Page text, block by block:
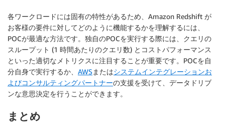
各ワークロードには固有の特性があるため、Amazon Redshift が
お客様の要件に対してどのように機能するかを理解するには、
POCが最適な方法です。独自のPOCを実行する際には、クエリの
スループット (1 時間あたりのクエリ数) とコストパフォーマンス
といった適切なメトリクスに注目することが重要です。POCを自
分自身で実行するか、 AWSまたはシステムインテグレーションお
よびコンサルティングパートナーの支援を受けて、データドリブ
ンな意思決定を行うことができます。
まとめ